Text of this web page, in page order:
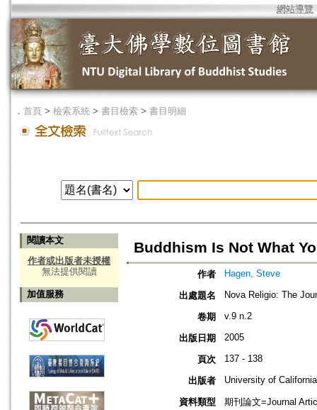
網站導覽
． 首頁 > 檢索系統 > 書目檢索 > 書目明細
閱讀本文
作者或出版者未授權
無法提供閱讀
加值服務
Buddhism Is Not What
作者 Hagen, Steve
出處題名 Nova Religio: The
卷期 v.9 n.2
出版日期 2005
頁次 137 - 138
出版者 University of
資料類型
期刊論文=Journal